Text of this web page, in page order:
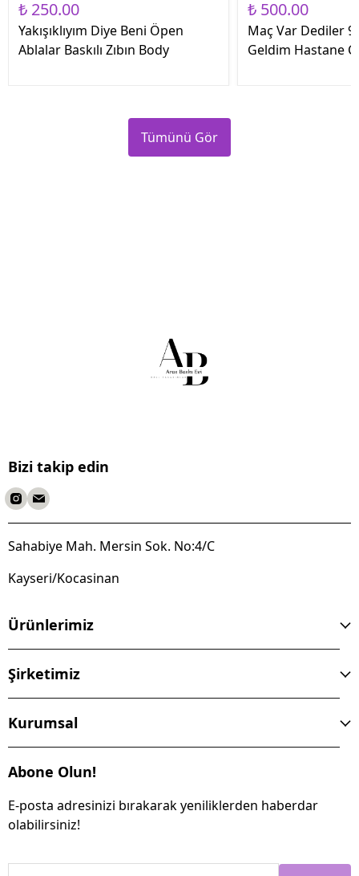
₺ 250.00
Yakışıklıyım Diye Beni Öpen
Ablalar Baskılı Zıbın Body
₺ 500.00
Maç Var Dediler 9
Geldim Hastane
Tümünü Gör
Bizi takip edin
Sahabiye Mah. Mersin Sok. No:4/C
Kayseri/Kocasinan
Ürünlerimiz
Şirketimiz
Kurumsal
Abone Olun!
E-posta adresinizi bırakarak yeniliklerden haberdar
olabilirsiniz!